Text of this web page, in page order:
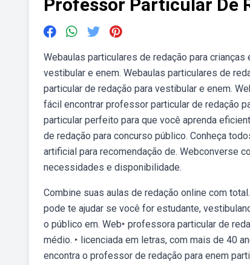
Professor Particular De
Webaulas particulares de redação para
vestibular e enem. Webaulas particulares de
particular de redação para vestibular e enem.
fácil encontrar professor particular de redação
particular perfeito para que você aprenda
de redação para concurso público. Conheça
artificial para recomendação de. Webconverse
necessidades e disponibilidade.
Combine suas aulas de redação online com
pode te ajudar se você for estudante,
o público em. Web‣ professora particular de
médio. ‣ licenciada em letras, com mais de 40
encontra o professor de redação para enem